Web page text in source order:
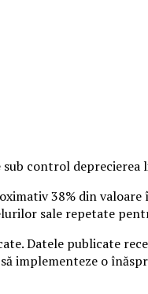
control
38% din
sale repetate
Datele publicate
implementeze o